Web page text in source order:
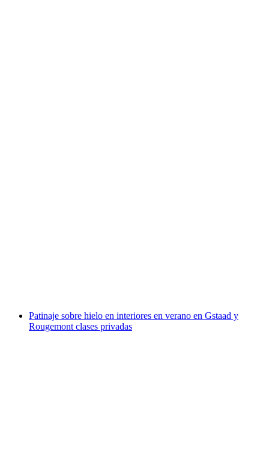
Patinaje sobre hielo en interiores en verano en Gstaad y
Rougemont clases privadas